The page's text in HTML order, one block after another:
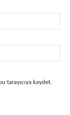
tarayıcıya kaydet.